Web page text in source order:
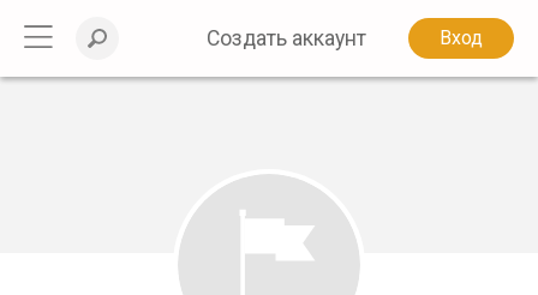
Создать аккаунт Вход